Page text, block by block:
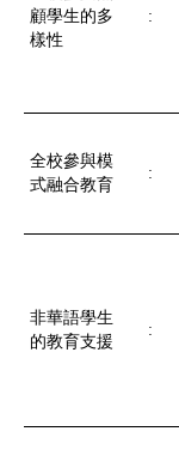
顧學生的多
樣性
:
全校參與模
式融合教育
:
非華語學生
的教育支援
: